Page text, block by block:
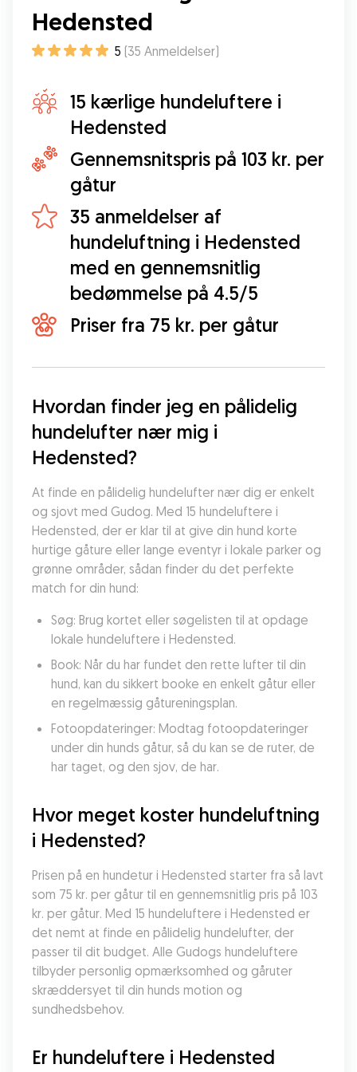
få passet sin hund. Han har haft det fantastisk!!!
Hedensted
5 (35 Anmeldelser)
15 kærlige hundeluftere i
Hedensted
Gennemsnitspris på 103 kr. per
gåtur
35 anmeldelser af
hundeluftning i Hedensted
med en gennemsnitlig
bedømmelse på 4.5/5
Priser fra 75 kr. per gåtur
Hvordan finder jeg en pålidelig
hundelufter nær mig i
Hedensted?
At finde en pålidelig hundelufter nær dig er enkelt
og sjovt med Gudog. Med 15 hundeluftere i
Hedensted, der er klar til at give din hund korte
hurtige gåture eller lange eventyr i lokale parker og
grønne områder, sådan finder du det perfekte
match for din hund:
Søg: Brug kortet eller søgelisten til at opdage
lokale hundeluftere i Hedensted.
Book: Når du har fundet den rette lufter til din
hund, kan du sikkert booke en enkelt gåtur eller
en regelmæssig gåtureningsplan.
Fotoopdateringer: Modtag fotoopdateringer
under din hunds gåtur, så du kan se de ruter, de
har taget, og den sjov, de har.
Hvor meget koster hundeluftning
i Hedensted?
Prisen på en hundetur i Hedensted starter fra så lavt
som 75 kr. per gåtur til en gennemsnitlig pris på 103
kr. per gåtur. Med 15 hundeluftere i Hedensted er
det nemt at finde en pålidelig hundelufter, der
passer til dit budget. Alle Gudogs hundeluftere
tilbyder personlig opmærksomhed og gåruter
skræddersyet til din hunds motion og
sundhedsbehov.
Er hundeluftere i Hedensted